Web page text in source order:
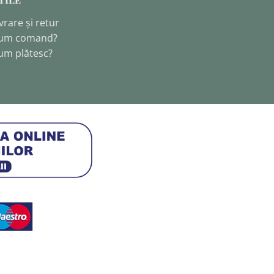
și retur
comand?
plătesc?